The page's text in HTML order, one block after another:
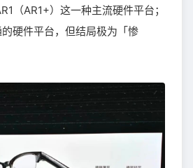
（AR1+）这一种主流硬件平台；
硬件平台，但结局极为「惨